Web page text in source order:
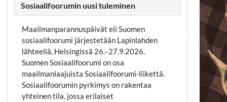
Sosiaalifoorumin uusi tuleminen
Maailmanparannuspäivät eli Suomen
sosiaalifoorumi järjestetään Lapinlahden
lähteellä, Helsingissä 26.–27.9.2026.
Suomen Sosiaalifoorumi on osa
maailmanlaajuista Sosiaalifoorumi-liikettä.
Sosiaalifoorumin pyrkimys on rakentaa
yhteinen tila, jossa erilaiset